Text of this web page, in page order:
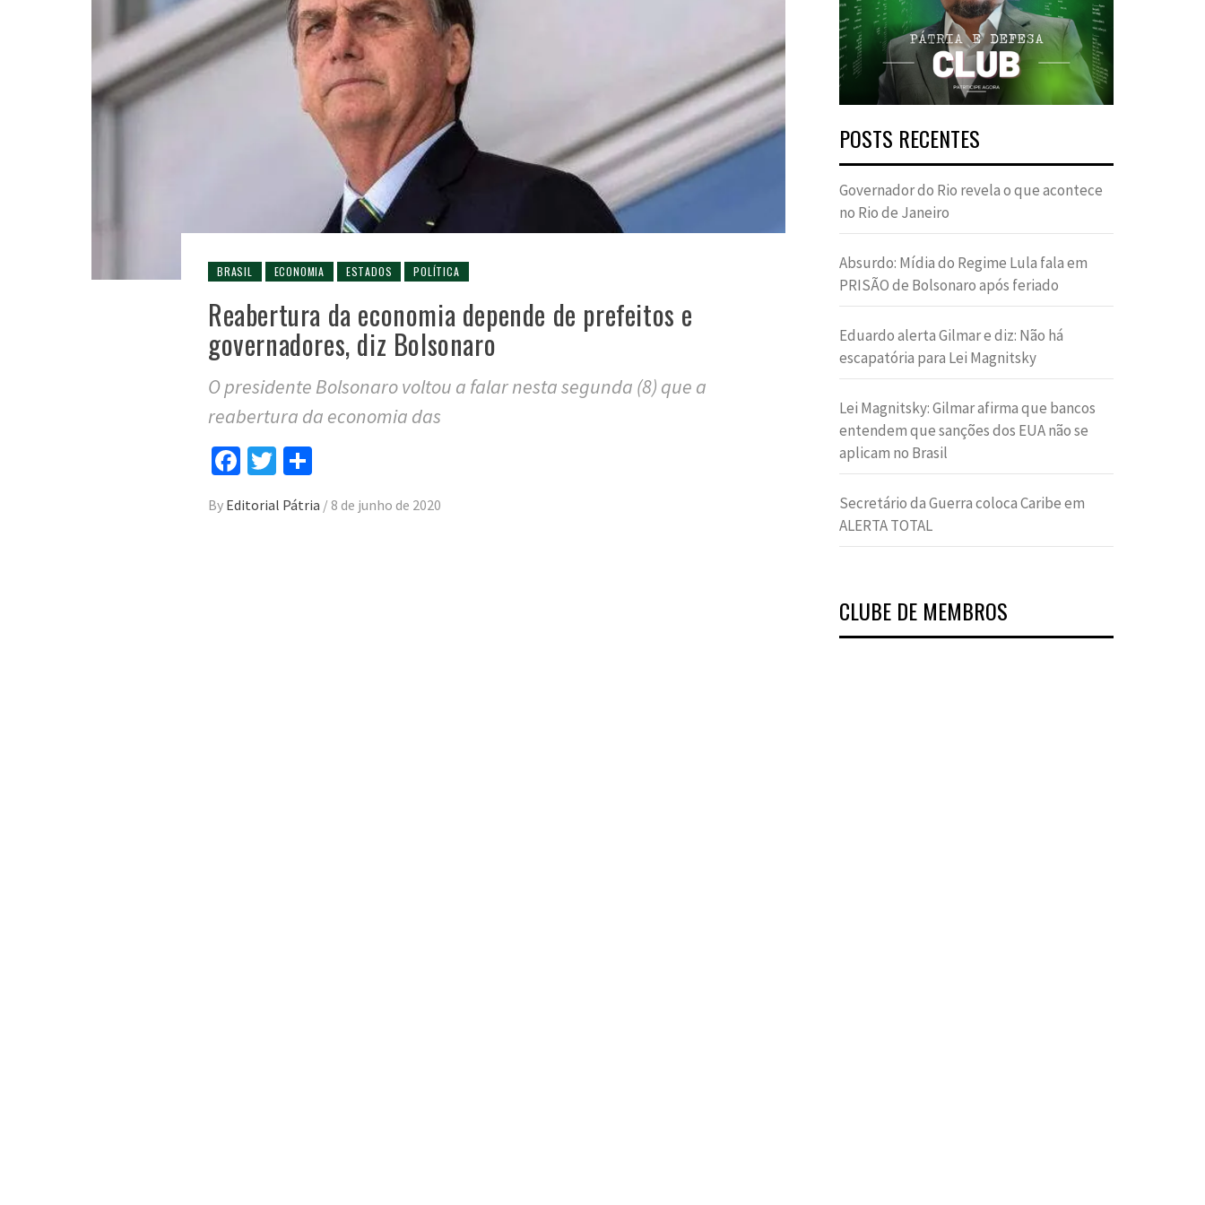
BRASIL ECONOMIA ESTADOS POLÍTICA
Reabertura da economia depende de prefeitos e
governadores, diz Bolsonaro
O presidente Bolsonaro voltou a falar nesta segunda (8) que a
reabertura da economia das
Facebook
Twitter
By Editorial Pátria /8 de junho de 2020
POSTS RECENTES
Governador do Rio revela o que acontece
no Rio de Janeiro
Absurdo: Mídia do Regime Lula fala em
PRISÃO de Bolsonaro após feriado
Eduardo alerta Gilmar e diz: Não há
escapatória para Lei Magnitsky
Lei Magnitsky: Gilmar afirma que bancos
entendem que sanções dos EUA não se
aplicam no Brasil
Secretário da Guerra coloca Caribe em
ALERTA TOTAL
CLUBE DE MEMBROS